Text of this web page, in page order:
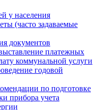
у населения
(часто задаваемые
документов
платежных
коммунальной услуги
годовой
по подготовке
прибора учета